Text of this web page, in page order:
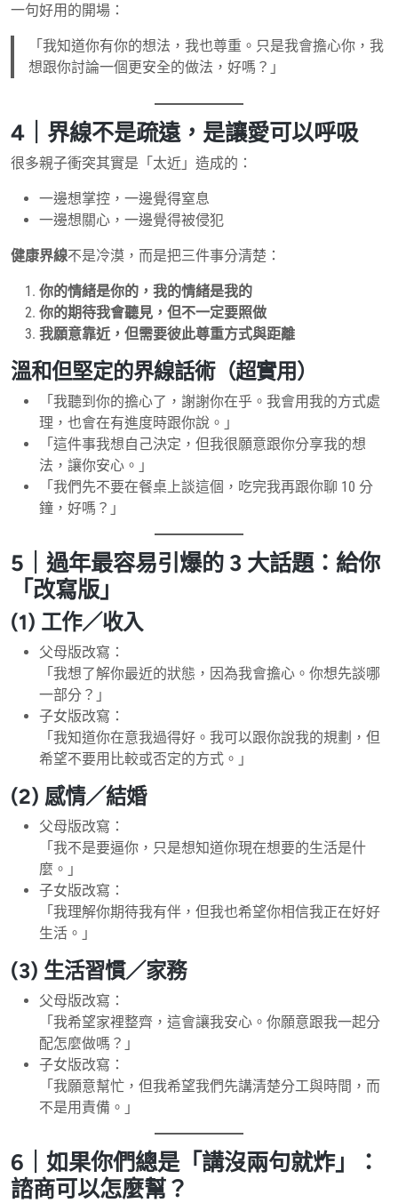
一句好用的開場：
「我知道你有你的想法，我也尊重。只是我會擔心你，我
想跟你討論一個更安全的做法，好嗎？」
4｜界線不是疏遠，是讓愛可以呼吸
很多親子衝突其實是「太近」造成的：
一邊想掌控，一邊覺得窒息
一邊想關心，一邊覺得被侵犯
健康界線不是冷漠，而是把三件事分清楚：
你的情緒是你的，我的情緒是我的
你的期待我會聽見，但不一定要照做
我願意靠近，但需要彼此尊重方式與距離
溫和但堅定的界線話術（超實用）
「我聽到你的擔心了，謝謝你在乎。我會用我的方式處
理，也會在有進度時跟你說。」
「這件事我想自己決定，但我很願意跟你分享我的想
法，讓你安心。」
「我們先不要在餐桌上談這個，吃完我再跟你聊 10 分
鐘，好嗎？」
5｜過年最容易引爆的 3 大話題：給你
「改寫版」
(1) 工作／收入
父母版改寫：
「我想了解你最近的狀態，因為我會擔心。你想先談哪
一部分？」
子女版改寫：
「我知道你在意我過得好。我可以跟你說我的規劃，但
希望不要用比較或否定的方式。」
(2) 感情／結婚
父母版改寫：
「我不是要逼你，只是想知道你現在想要的生活是什
麼。」
子女版改寫：
「我理解你期待我有伴，但我也希望你相信我正在好好
生活。」
(3) 生活習慣／家務
父母版改寫：
「我希望家裡整齊，這會讓我安心。你願意跟我一起分
配怎麼做嗎？」
子女版改寫：
「我願意幫忙，但我希望我們先講清楚分工與時間，而
不是用責備。」
6｜如果你們總是「講沒兩句就炸」：
諮商可以怎麼幫？